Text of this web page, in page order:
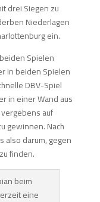
drei Siegen zu
Niederlagen
ein.
Spielen
in beiden Spielen
DBV-Spiel
in einer Wand aus
auf
gewinnen. Nach
also darum, gegen
finden.